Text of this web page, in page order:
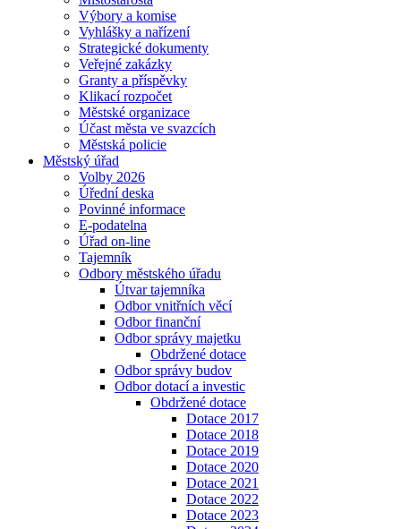
Výbory a komise
Vyhlášky a nařízení
Strategické dokumenty
Veřejné zakázky
Granty a příspěvky
Klikací rozpočet
Městské organizace
Účast města ve svazcích
Městská policie
Městský úřad
Volby 2026
Úřední deska
Povinné informace
E-podatelna
Úřad on-line
Tajemník
Odbory městského úřadu
Útvar tajemníka
Odbor vnitřních věcí
Odbor finanční
Odbor správy majetku
Obdržené dotace
Odbor správy budov
Odbor dotací a investic
Obdržené dotace
Dotace 2017
Dotace 2018
Dotace 2019
Dotace 2020
Dotace 2021
Dotace 2022
Dotace 2023